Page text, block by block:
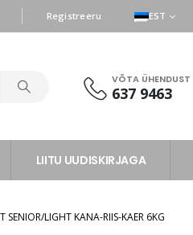
Registreeru EST
VÕTA ÜHENDUST
637 9463
LIITU UUDISKIRJAGA
LIGHT KANA-RIIS-KAER 6KG